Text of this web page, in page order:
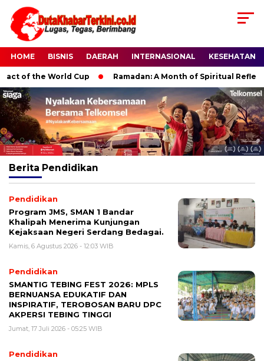
HOME BISNIS DAERAH INTERNASIONAL KESEHATAN
of the World Cup Ramadan: A Month of Spiritual
Berita Pendidikan
Pendidikan
Program JMS, SMAN 1 Bandar
Khalipah Menerima Kunjungan
Kejaksaan Negeri Serdang Bedagai.
Kamis, 6 Agustus 2026 - 12:03 WIB
Pendidikan
SMANTIG TEBING FEST 2026: MPLS
BERNUANSA EDUKATIF DAN
INSPIRATIF, TEROBOSAN BARU DPC
AKPERSI TEBING TINGGI
Jumat, 17 Juli 2026 - 05:25 WIB
Pendidikan